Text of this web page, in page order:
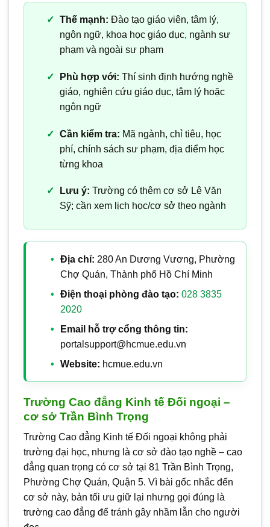
Thế mạnh: Đào tạo giáo viên, tâm lý,
ngôn ngữ, khoa học giáo dục, ngành sư
phạm và ngoài sư phạm
Phù hợp với: Thí sinh định hướng nghề
giáo, nghiên cứu giáo dục, tâm lý hoặc
ngôn ngữ
Cần kiểm tra: Mã ngành, chỉ tiêu, học
phí, chính sách sư phạm, địa điểm học
từng khoa
Lưu ý: Trường có thêm cơ sở Lê Văn
Sỹ; cần xem lịch học/cơ sở theo ngành
Địa chỉ: 280 An Dương Vương, Phường
Chợ Quán, Thành phố Hồ Chí Minh
Điện thoại phòng đào tạo: 028 3835
2020
Email hỗ trợ cổng thông tin:
portalsupport@hcmue.edu.vn
Website: hcmue.edu.vn
Trường Cao đẳng Kinh tế Đối ngoại –
cơ sở Trần Bình Trọng
Trường Cao đẳng Kinh tế Đối ngoại không phải
trường đại học, nhưng là cơ sở đào tạo nghề – cao
đẳng quan trọng có cơ sở tại 81 Trần Bình Trọng,
Phường Chợ Quán, Quận 5. Vì bài gốc nhắc đến
cơ sở này, bản tối ưu giữ lại nhưng gọi đúng là
trường cao đẳng để tránh gây nhầm lẫn cho người